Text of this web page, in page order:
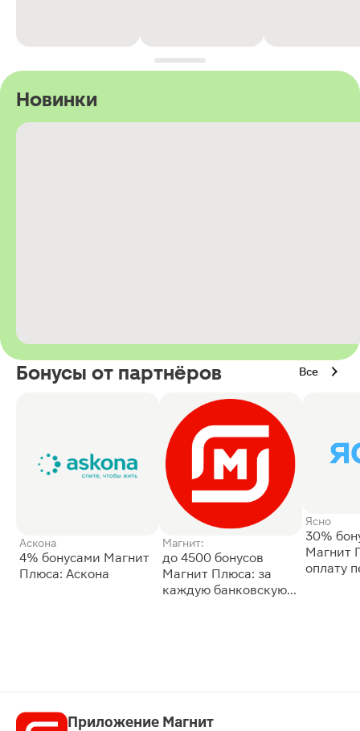
Новинки
Бонусы от партнёров Все
Аскона
4% бонусами Магнит
Плюса: Аскона
Магнит:
до 4500 бонусов
Магнит Плюса: за
каждую банковскую
Ясно
30%
Магнит
оплату
Приложение Магнит